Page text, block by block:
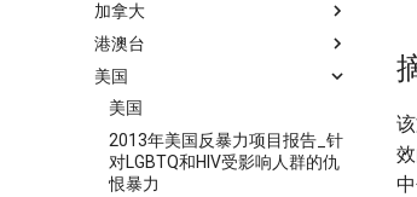
加拿大
港澳台
美国
美国
2013年美国反暴力项目报告_针
对LGBTQ和HIV受影响人群的仇
恨暴力